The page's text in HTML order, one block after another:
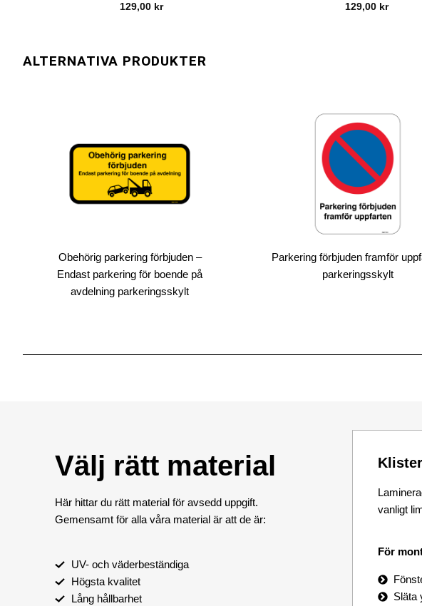
129,00 kr
129,00 kr
Obehörig parkering förbjuden –
Endast parkering för boende på
avdelning parkeringsskylt
Parkering förbjuden framför
parkeringsskylt
Välj rätt material
Här hittar du rätt material för avsedd uppgift.
Gemensamt för alla våra material är att de är:
UV- och väderbeständiga
Högsta kvalitet
Lång hållbarhet
vanligt
För
Släta